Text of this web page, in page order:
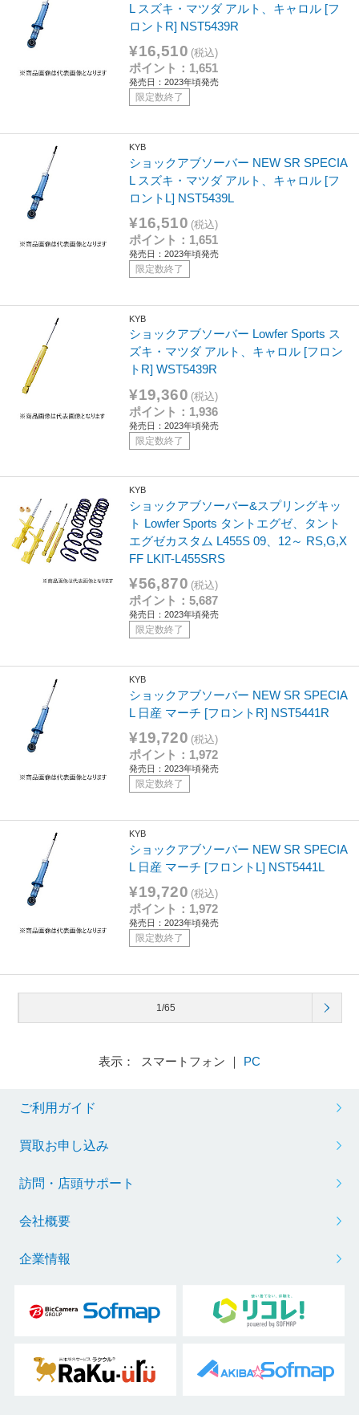
L スズキ・マツダ アルト、キャロル [フ
ロントR] NST5439R
¥16,510 (税込)
ポイント：1,651
発売日：2023年頃発売
限定数終了
KYB
ショックアブソーバー NEW SR SPECIA
L スズキ・マツダ アルト、キャロル [フ
ロントL] NST5439L
¥16,510 (税込)
ポイント：1,651
発売日：2023年頃発売
限定数終了
KYB
ショックアブソーバー Lowfer Sports ス
ズキ・マツダ アルト、キャロル [フロン
トR] WST5439R
¥19,360 (税込)
ポイント：1,936
発売日：2023年頃発売
限定数終了
KYB
ショックアブソーバー&スプリングキッ
ト Lowfer Sports タントエグゼ、タント
エグゼカスタム L455S 09、12～ RS,G,X
FF LKIT-L455SRS
¥56,870 (税込)
ポイント：5,687
発売日：2023年頃発売
限定数終了
KYB
ショックアブソーバー NEW SR SPECIA
L 日産 マーチ [フロントR] NST5441R
¥19,720 (税込)
ポイント：1,972
発売日：2023年頃発売
限定数終了
KYB
ショックアブソーバー NEW SR SPECIA
L 日産 マーチ [フロントL] NST5441L
¥19,720 (税込)
ポイント：1,972
発売日：2023年頃発売
限定数終了
1/65
表示： スマートフォン ｜ PC
ご利用ガイド
買取お申し込み
訪問・店頭サポート
会社概要
企業情報